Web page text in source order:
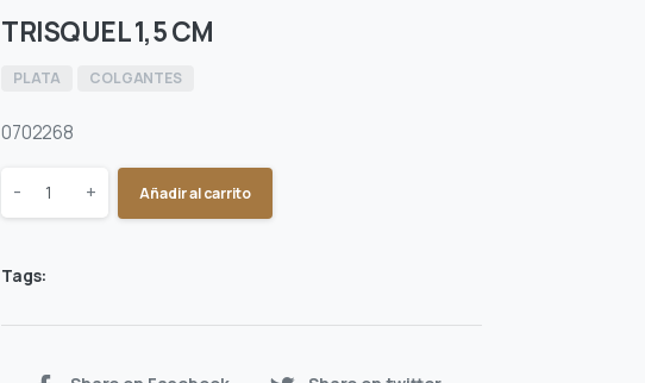
TRISQUEL 1,5 CM
PLATA COLGANTES
0702268
Quantity
- + Añadir al carrito
Tags: